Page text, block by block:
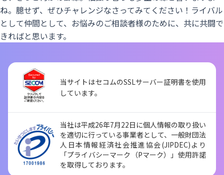
ね。臆せず、ぜひチャレンジなさってみてください！ライバル
として仲間として、お悩みのご相談者様のために、共に共闘で
きればと思います。
当サイトはセコムのSSLサーバー証明書を使用
しています。
当社は平成26年7月22日に個人情報の取り扱い
を適切に行っている事業者として、一般財団法
人日本情報経済社会推進協会(JIPDEC)より
「プライバシーマーク（Pマーク）」使用許諾
を取得しております。